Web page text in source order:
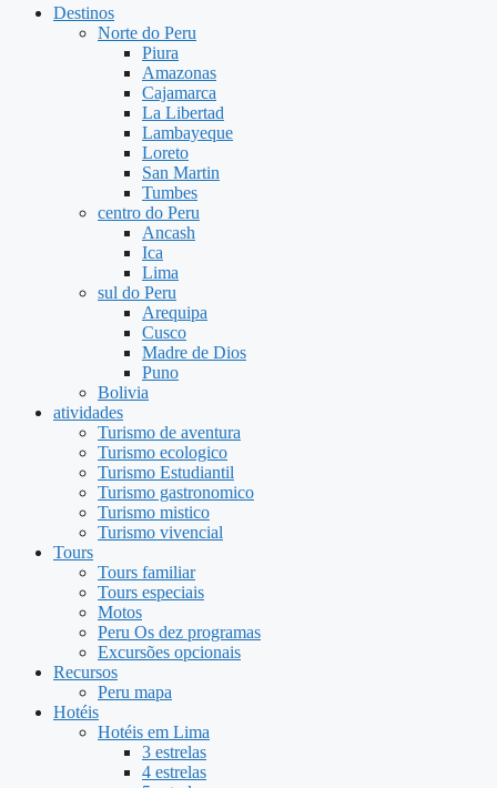
Destinos
Norte do Peru
Piura
Amazonas
Cajamarca
La Libertad
Lambayeque
Loreto
San Martin
Tumbes
centro do Peru
Ancash
Ica
Lima
sul do Peru
Arequipa
Cusco
Madre de Dios
Puno
Bolivia
atividades
Turismo de aventura
Turismo ecologico
Turismo Estudiantil
Turismo gastronomico
Turismo mistico
Turismo vivencial
Tours
Tours familiar
Tours especiais
Motos
Peru Os dez programas
Excursões opcionais
Recursos
Peru mapa
Hotéis
Hotéis em Lima
3 estrelas
4 estrelas